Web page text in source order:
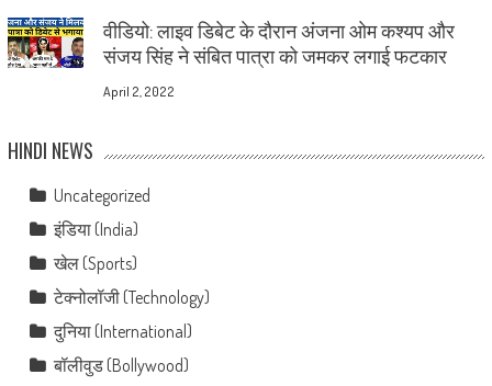
वीडियो: लाइव डिबेट के दौरान अंजना ओम कश्यप और
संजय सिंह ने संबित पात्रा को जमकर लगाई फटकार
April 2, 2022
HINDI NEWS
Uncategorized
इंडिया (India)
खेल (Sports)
टेक्नोलॉजी (Technology)
दुनिया (International)
बॉलीवुड (Bollywood)